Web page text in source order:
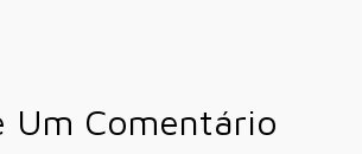
Um Comentário